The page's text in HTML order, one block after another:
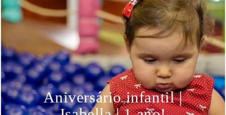
Aniversário infantil |